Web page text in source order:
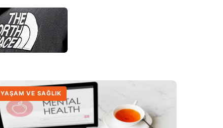
YAŞAM VE SAĞLIK